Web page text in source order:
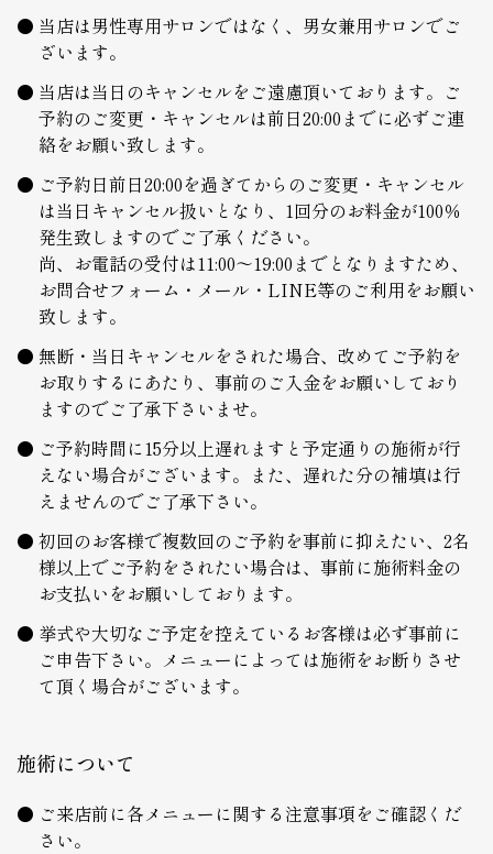
当店は男性専用サロンではなく、男女兼用サロンでご
ざいます。
当店は当日のキャンセルをご遠慮頂いております。ご
予約のご変更・キャンセルは前日20:00までに必ずご連
絡をお願い致します。
ご予約日前日20:00を過ぎてからのご変更・キャンセル
は当日キャンセル扱いとなり、1回分のお料金が100％
発生致しますのでご了承ください。
尚、お電話の受付は11:00～19:00までとなりますため、
お問合せフォーム・メール・LINE等のご利用をお願い
致します。
無断・当日キャンセルをされた場合、改めてご予約を
お取りするにあたり、事前のご入金をお願いしており
ますのでご了承下さいませ。
ご予約時間に15分以上遅れますと予定通りの施術が行
えない場合がございます。また、遅れた分の補填は行
えませんのでご了承下さい。
初回のお客様で複数回のご予約を事前に抑えたい、2名
様以上でご予約をされたい場合は、事前に施術料金の
お支払いをお願いしております。
挙式や大切なご予定を控えているお客様は必ず事前に
ご申告下さい。メニューによっては施術をお断りさせ
て頂く場合がございます。
施術について
ご来店前に各メニューに関する注意事項をご確認くだ
さい。